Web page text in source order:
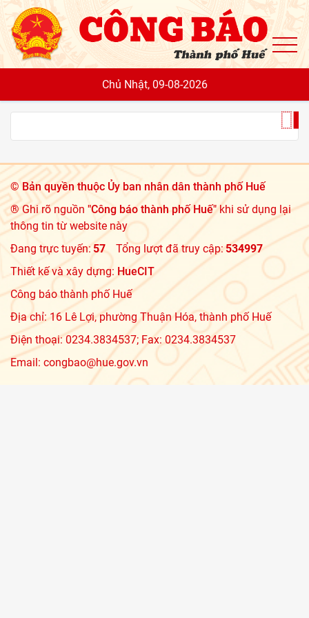
Chủ Nhật, 09-08-2026
©Bản quyền thuộc Ủy ban nhân dân thành phố Huế
® Ghi rõ nguồn "Công báo thành phố Huế"khi sử dụng lại
thông tin từ website này
Đang trực tuyến:57 Tổng lượt đã truy cập:534997
Thiết kế và xây dựng: HueCIT
Công báo thành phố Huế
Địa chỉ: 16 Lê Lợi, phường Thuận Hóa, thành phố Huế
Điện thoại: 0234.3834537; Fax: 0234.3834537
Email: congbao@hue.gov.vn